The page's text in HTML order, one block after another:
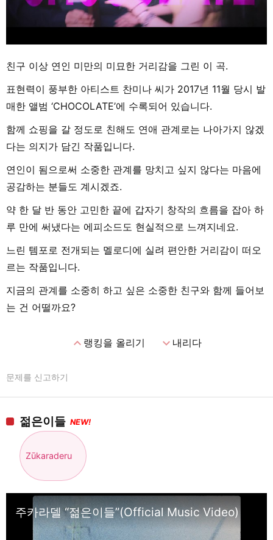
친구 이상 연인 미만의 미묘한 거리감을 그린 이 곡.
표현력이 풍부한 아티스트 찬미나 씨가 2017년 11월 당시 발
매한 앨범 ‘CHOCOLATE’에 수록되어 있습니다.
함께 쇼핑을 갈 정도로 친해도 연애 관계로는 나아가지 않겠
다는 의지가 담긴 작품입니다.
연인이 됨으로써 소중한 관계를 망치고 싶지 않다는 마음에
공감하는 분들도 계시겠죠.
약 한 달 반 동안 고민한 끝에 갑자기 창작의 흐름을 잡아 하
루 만에 써냈다는 에피소드도 현실적으로 느껴지네요.
느린 템포로 전개되는 멜로디에 실려 편안한 거리감이 떠오
르는 작품입니다.
지금의 관계를 소중히 하고 싶은 소중한 친구와 함께 들어보
는 건 어떨까요?
expand_less랭킹을 올리기 expand_more내리다
문제를 신고하기
젊은이들 NEW!
Zūkaraderu
주카라델 “젊은이들”(Official Music Video)